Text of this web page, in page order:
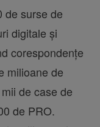
de surse de
digitale și
corespondențe
milioane de
de case de
de PRO.